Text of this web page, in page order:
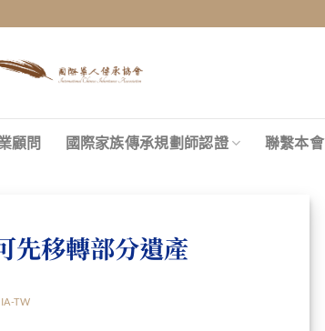
顧問 國際家族傳承規劃師認證 聯繫本會
先移轉部分遺產
TW